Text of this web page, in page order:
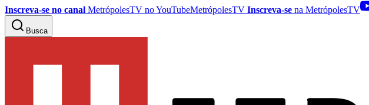
Inscreva-se no canal MetrópolesTV noYouTubeMetrópolesTV Inscreva-se na MetrópolesTV
Busca